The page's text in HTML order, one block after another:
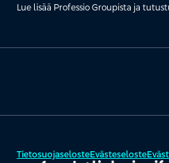
Lue lisää Professio Groupista ja
TietosuojaselosteEvästeseloste